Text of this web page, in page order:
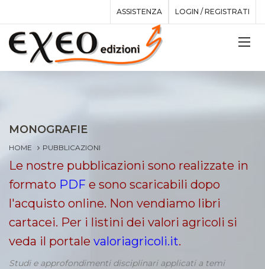
ASSISTENZA LOGIN / REGISTRATI
MONOGRAFIE
HOME PUBBLICAZIONI
Le nostre pubblicazioni sono realizzate in
formato PDF e sono scaricabili dopo
l'acquisto online. Non vendiamo libri
cartacei. Per i listini dei valori agricoli si
veda il portale valoriagricoli.it.
Studi e approfondimenti disciplinari applicati a temi